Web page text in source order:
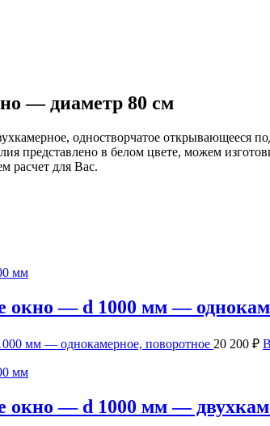
— диаметр 80 см
одностворчатое открывающееся
представлено в белом цвете, можем
расчет для Вас.
окно — d 1000 мм —
мм — однокамерное, поворотное 20 200 ₽
окно — d 1000 мм —